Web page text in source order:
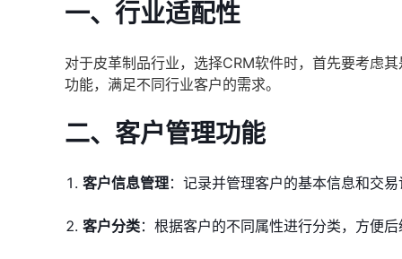
一、行业适配性
对于皮革制品行业，选择CRM软件时，首先要考虑
功能，满足不同行业客户的需求。
二、客户管理功能
客户信息管理：记录并管理客户的基本信息和交
客户分类：根据客户的不同属性进行分类，方便